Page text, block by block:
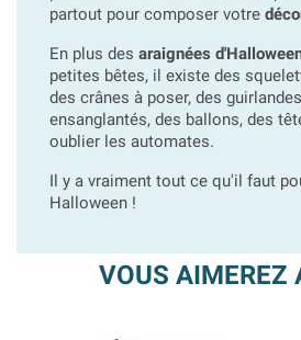
partout pour composer votre
En plus des araignées
petites bêtes, il existe des
des crânes à poser, des
ensanglantés, des ballons, des
oublier les automates.
Il y a vraiment tout ce qu'il faut
Halloween !
VOUS AIMEREZ